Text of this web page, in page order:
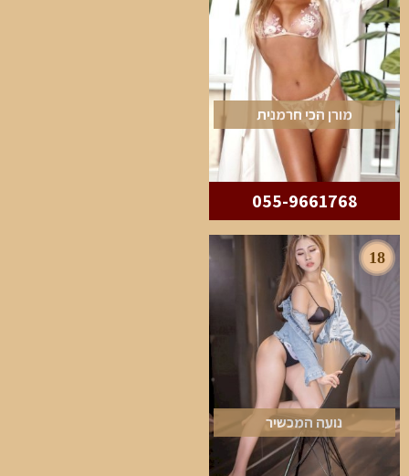
מורן הכי חרמנית
055-9661768
18
נועה המכשיר